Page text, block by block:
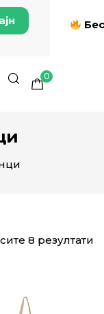
0
8 резултати